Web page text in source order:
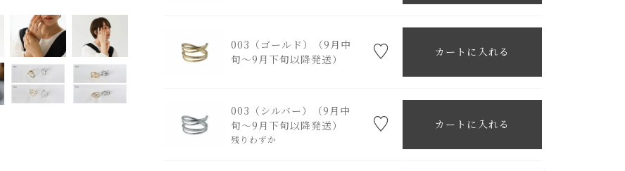
003（ゴールド）（9月中
旬～9月下旬以降発送）
カートに入れる
003（シルバー）（9月中
旬～9月下旬以降発送）
残りわずか
カートに入れる